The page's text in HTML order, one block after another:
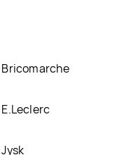
Bricomarche
E.Leclerc
Jysk